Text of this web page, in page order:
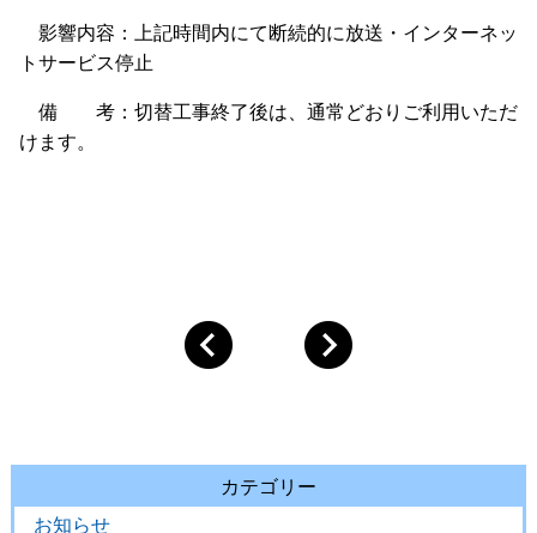
影響内容：上記時間内にて断続的に放送・インターネッ
トサービス停止
備 考：切替工事終了後は、通常どおりご利用いただ
けます。
カテゴリー
お知らせ